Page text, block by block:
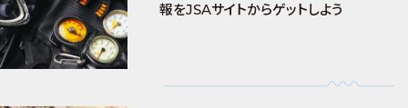
報をJSAサイトからゲットしよう